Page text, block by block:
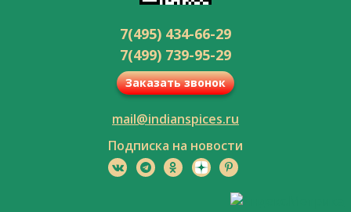
7(495) 434-66-29
7(499) 739-95-29
Заказать звонок
mail@indianspices.ru
Подписка на новости